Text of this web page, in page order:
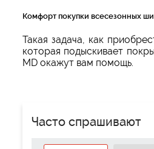
Комфорт покупки всесезонных
Такая задача, как
которая подыскивает
MD окажут вам помощь.
Часто спрашивают